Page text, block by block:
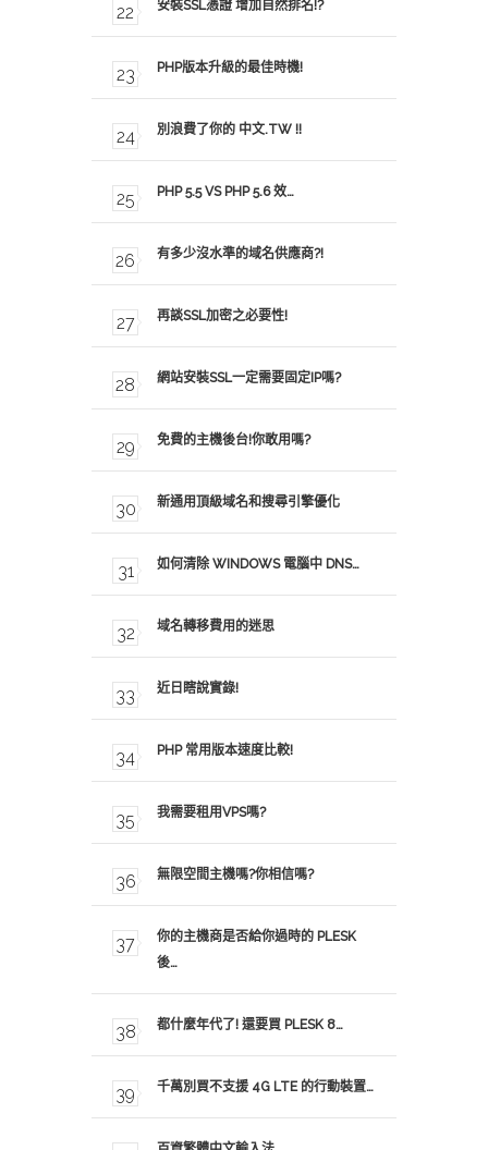
安裝SSL憑證 增加自然排名!?
PHP版本升級的最佳時機!
別浪費了你的 中文.TW !!
PHP 5.5 VS PHP 5.6 效…
有多少沒水準的域名供應商?!
再談SSL加密之必要性!
網站安裝SSL一定需要固定IP嗎?
免費的主機後台!你敢用嗎?
新通用頂級域名和搜尋引擎優化
如何清除 WINDOWS 電腦中 DNS…
域名轉移費用的迷思
近日瞎說實錄!
PHP 常用版本速度比較!
我需要租用VPS嗎?
無限空間主機嗎?你相信嗎?
你的主機商是否給你過時的 PLESK
後…
都什麼年代了! 還要買 PLESK 8…
千萬別買不支援 4G LTE 的行動裝置…